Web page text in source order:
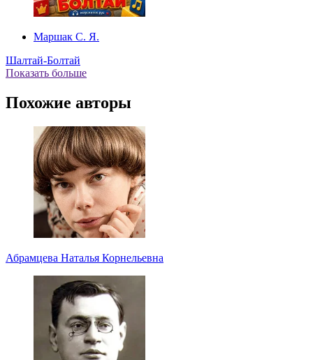
Маршак С. Я.
Шалтай-Болтай
Показать больше
Похожие авторы
Абрамцева Наталья Корнельевна